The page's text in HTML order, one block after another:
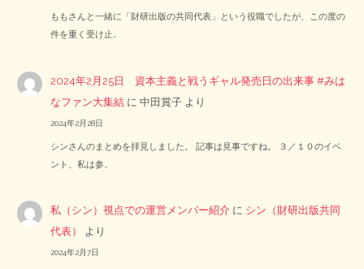
ももさんと一緒に「財研出版の共同代表」という役職でしたが、この度の
件を重く受け止…
2024年2月25日 資本主義と戦うギャル発売日の出来事 #みは
なファン大集結 に中田賞子 より
2024年2月28日
シンさんのまとめを拝見しました。 記事は見事ですね。 ３／１０のイベ
ント、私は参…
私（シン）視点での運営メンバー紹介 に シン（財研出版共同
代表）
より
2024年2月7日